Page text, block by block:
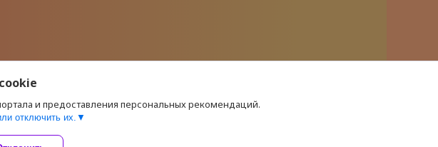
и предоставления персональных рекомендаций.
отключить их.